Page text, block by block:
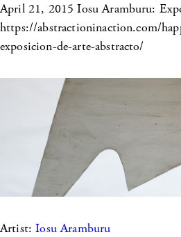
April 21, 2015Iosu Aramburu:
https://abstractioninaction.com/
exposicion-de-arte-abstracto/
Artist:Iosu Aramburu